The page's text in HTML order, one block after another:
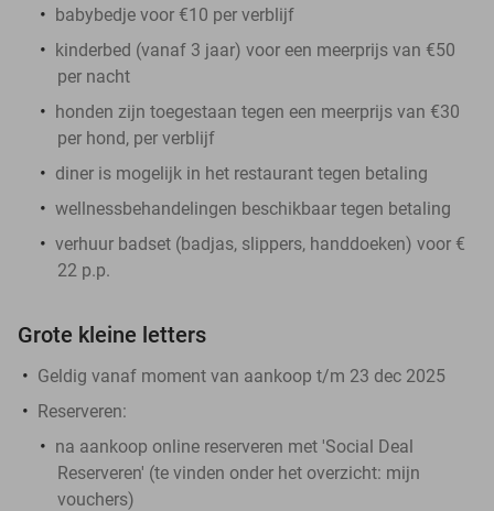
babybedje voor €10 per verblijf
kinderbed (vanaf 3 jaar) voor een meerprijs van €50
per nacht
honden zijn toegestaan tegen een meerprijs van €30
per hond, per verblijf
diner is mogelijk in het restaurant tegen betaling
wellnessbehandelingen beschikbaar tegen betaling
verhuur badset (badjas, slippers, handdoeken) voor €
22 p.p.
Grote kleine letters
Geldig vanaf moment van aankoop t/m 23 dec 2025
Reserveren:
na aankoop online reserveren met 'Social Deal
Reserveren' (te vinden onder het overzicht: mijn
vouchers)